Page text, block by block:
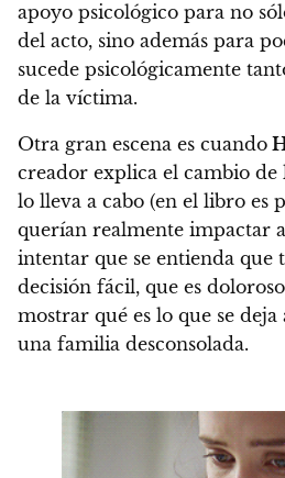
apoyo psicológico para no
del acto, sino además para
sucede psicológicamente
de la víctima.
Otra gran escena es cuando
creador explica el cambio
lo lleva a cabo (en el libro es
querían realmente impactar
intentar que se entienda que
decisión fácil, que es
mostrar qué es lo que se deja
una familia desconsolada.